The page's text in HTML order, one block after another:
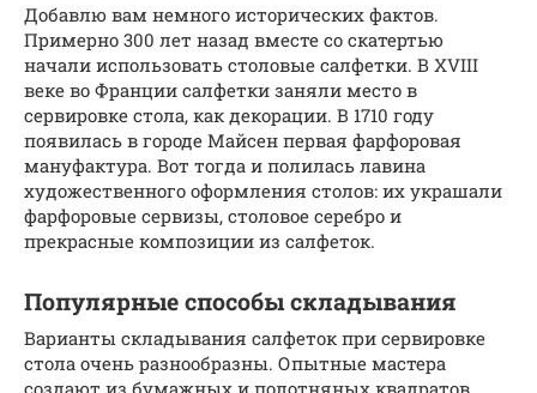
Добавлю вам немного исторических фактов.
Примерно 300 лет назад вместе со скатертью
начали использовать столовые салфетки. В XVIII
веке во Франции салфетки заняли место в
сервировке стола, как декорации. В 1710 году
появилась в городе Майсен первая фарфоровая
мануфактура. Вот тогда и полилась лавина
художественного оформления столов: их украшали
фарфоровые сервизы, столовое серебро и
прекрасные композиции из салфеток.
Популярные способы складывания
Варианты складывания салфеток при сервировке
стола очень разнообразны. Опытные мастера
создают из бумажных и полотняных квадратов